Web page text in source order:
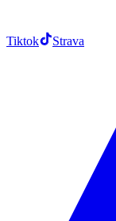
Tiktok Strava